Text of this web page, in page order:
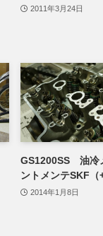
2011年3月24日
GS1200SS 油冷
ントメンテSKF（
2014年1月8日